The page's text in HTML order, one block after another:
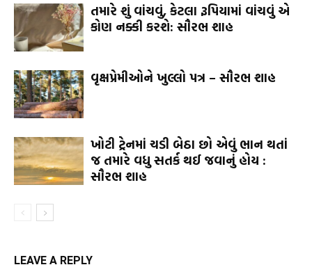
તમારે શું વાંચવું, કેટલા રૂપિયામાં વાંચવું એ
કોણ નક્કી કરશે: સૌરભ શાહ
વૃક્ષપ્રેમીઓને ખુલ્લો પત્ર – સૌરભ શાહ
ખોટી ટ્રેનમાં ચડી બેઠા છો એવું ભાન થતાં
જ તમારે વધુ સતર્ક થઈ જવાનું હોય :
સૌરભ શાહ
LEAVE A REPLY